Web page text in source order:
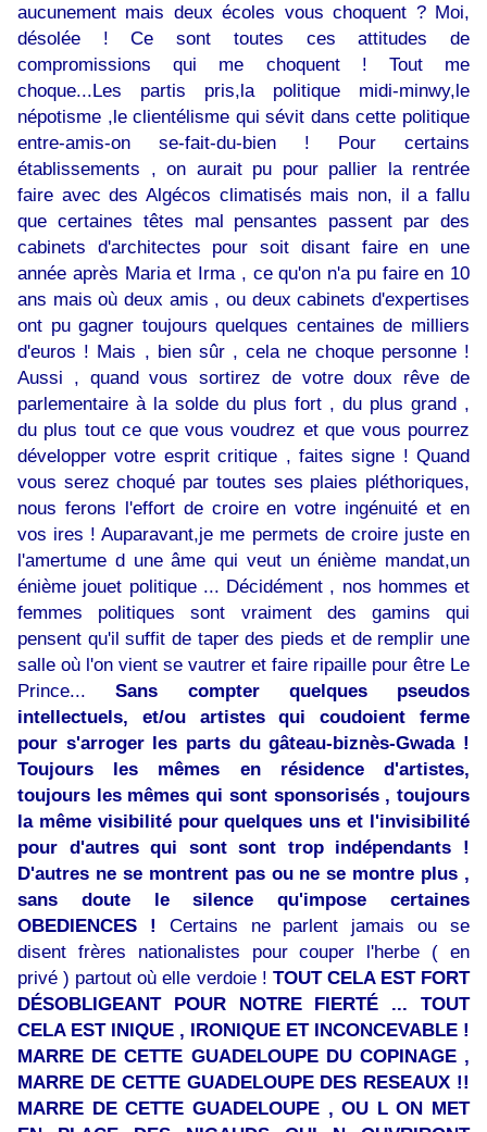
aucunement mais deux écoles vous choquent ? Moi,
désolée ! Ce sont toutes ces attitudes de
compromissions qui me choquent ! Tout me
choque...Les partis pris,la politique midi-minwy,le
népotisme ,le clientélisme qui sévit dans cette politique
entre-amis-on se-fait-du-bien ! Pour certains
établissements , on aurait pu pour pallier la rentrée
faire avec des Algécos climatisés mais non, il a fallu
que certaines têtes mal pensantes passent par des
cabinets d'architectes pour soit disant faire en une
année après Maria et Irma , ce qu'on n'a pu faire en 10
ans mais où deux amis , ou deux cabinets d'expertises
ont pu gagner toujours quelques centaines de milliers
d'euros ! Mais , bien sûr , cela ne choque personne !
Aussi , quand vous sortirez de votre doux rêve de
parlementaire à la solde du plus fort , du plus grand ,
du plus tout ce que vous voudrez et que vous pourrez
développer votre esprit critique , faites signe ! Quand
vous serez choqué par toutes ses plaies pléthoriques,
nous ferons l'effort de croire en votre ingénuité et en
vos ires ! Auparavant,je me permets de croire juste en
l'amertume d une âme qui veut un énième mandat,un
énième jouet politique ... Décidément , nos hommes et
femmes politiques sont vraiment des gamins qui
pensent qu'il suffit de taper des pieds et de remplir une
salle où l'on vient se vautrer et faire ripaille pour être Le
Prince...Sans compter quelques pseudos
intellectuels, et/ou artistes qui coudoient ferme
pour s'arroger les parts du gâteau-biznès-Gwada !
Toujours les mêmes en résidence d'artistes,
toujours les mêmes qui sont sponsorisés , toujours
la même visibilité pour quelques uns et l'invisibilité
pour d'autres qui sont sont trop indépendants !
D'autres ne se montrent pas ou ne se montre plus ,
sans doute le silence qu'impose certaines
OBEDIENCES ! Certains ne parlent jamais ou se
disent frères nationalistes pour couper l'herbe ( en
privé ) partout où elle verdoie ! TOUT CELA EST FORT
DÉSOBLIGEANT POUR NOTRE FIERTÉ ... TOUT
CELA EST INIQUE , IRONIQUE ET INCONCEVABLE !
MARRE DE CETTE GUADELOUPE DU COPINAGE ,
MARRE DE CETTE GUADELOUPE DES RESEAUX !!
MARRE DE CETTE GUADELOUPE , OU L ON MET